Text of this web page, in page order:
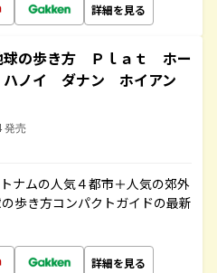
詳細を見る
の歩き方 Ｐｌａｔ ホー
ノイ ダナン ホイアン
発売
ナムの人気４都市＋人気の郊外
歩き方コンパクトガイドの最新
詳細を見る